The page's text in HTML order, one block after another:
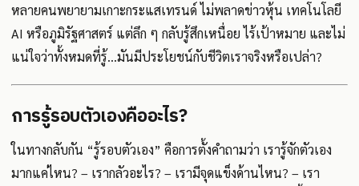
หลายคนพยายามเกาะกระแสเทรนด์ ไม่พลาดข่าวหุ้น เทคโนโลยี
AI หรือภูมิรัฐศาสตร์ แต่ลึก ๆ กลับรู้สึกเหนื่อย ไร้เป้าหมาย และไม่
แน่ใจว่าทั้งหมดที่รู้...มันมีประโยชน์กับชีวิตเราจริงหรือเปล่า?
การรู้รอบตัวเองคืออะไร?
ในทางกลับกัน “รู้รอบตัวเอง” คือการตั้งคำถามว่า เรารู้จักตัวเอง
มากแค่ไหน? – เรากลัวอะไร? – เรามีจุดแข็งด้านไหน? – เรา